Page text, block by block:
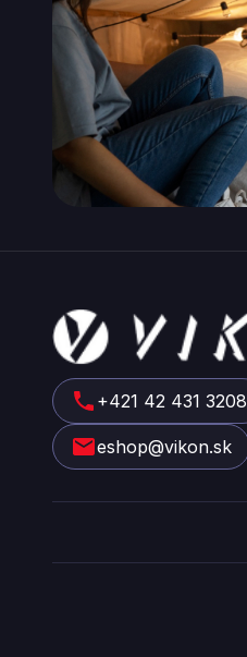
+421 42 431 3208
eshop@vikon.sk
á
p
ä
t
e